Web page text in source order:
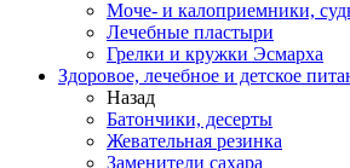
Моче- и калоприемники,
Лечебные пластыри
Грелки и кружки Эсмарха
Здоровое, лечебное и детское
Назад
Батончики, десерты
Жевательная резинка
Заменители сахара